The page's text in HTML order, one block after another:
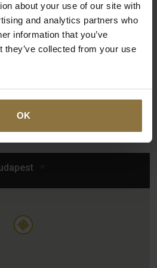
about your use of our site with
and analytics partners who
information that you’ve
they’ve collected from your use
OK
unten können Sie ganz einfach
Hotels einsehen: